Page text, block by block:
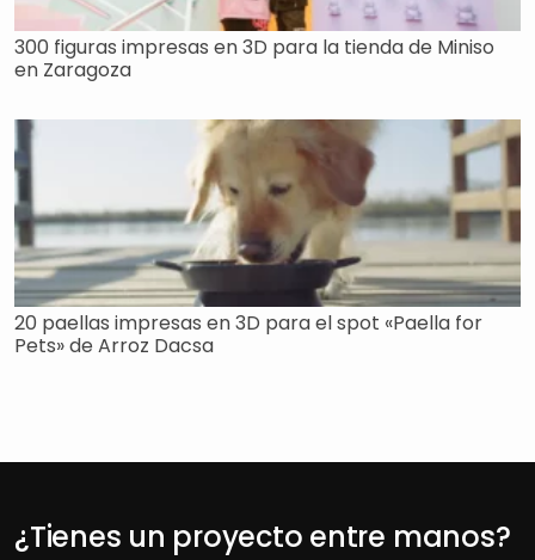
300 figuras impresas en 3D para la tienda de Miniso
en Zaragoza
20 paellas impresas en 3D para el spot «Paella for
Pets» de Arroz Dacsa
¿Tienes un proyecto entre manos?